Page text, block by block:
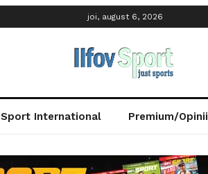
joi, august 6, 2026
Sport International Premium/Opinii